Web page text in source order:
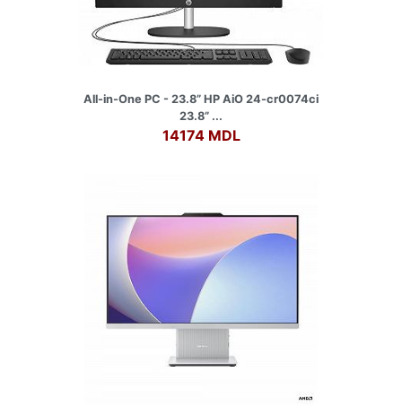
All-in-One PC - 23.8” HP AiO 24-cr0074ci
23.8” ...
14174 MDL